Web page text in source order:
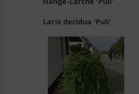
Larix decidua 'Puli'